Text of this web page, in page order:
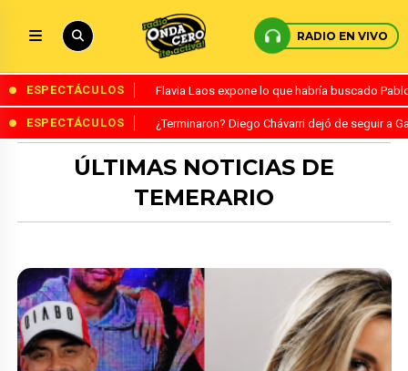
RADIO EN VIVO
ESPECTÁCULOS Flavia Laos expone lo que habría buscado
ESPECTÁCULOS ¿Terminaron? Diego Chávarri dejó de seguir a
ÚLTIMAS NOTICIAS DE
TEMERARIO